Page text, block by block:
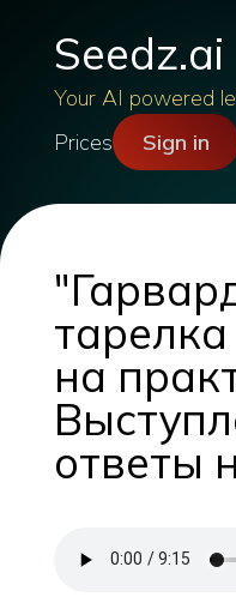
Seedz.ai
Your AI powered
Prices
Sign in
на
ответы